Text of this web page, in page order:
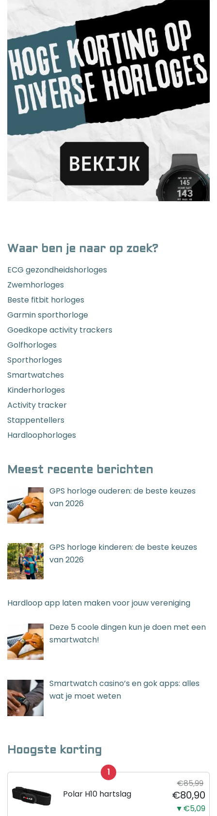
Waar ben je naar op zoek?
ECG gezondheidshorloges
Zwemhorloges
Beste fitbit horloges
Garmin sporthorloge
Goedkope activity trackers
Golfhorloges
Sporthorloges
Smartwatches
Kinderhorloges
Activity tracker
Stappentellers
Hardloophorloges
Meest recente berichten
GPS horloge ouderen: de beste keuzes
van 2026
GPS horloge kinderen: de beste keuzes
van 2026
Hardloop app laten maken voor jouw vereniging
Deze 5 coole dingen kun je doen met een
smartwatch!
Smartwatch casino’s en gok apps: alles
wat je moet weten
Hoogste korting
1
Polar H10 hartslag
€85,99
€80,90
▼€5,09